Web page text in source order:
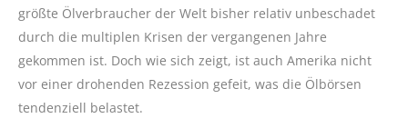
größte Ölverbraucher der Welt bisher relativ unbeschadet
durch die multiplen Krisen der vergangenen Jahre
gekommen ist. Doch wie sich zeigt, ist auch Amerika nicht
vor einer drohenden Rezession gefeit, was die Ölbörsen
tendenziell belastet.